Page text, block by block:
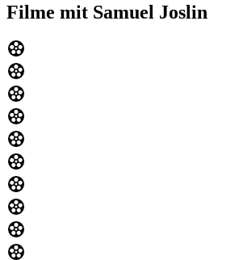
Filme mit Samuel Joslin